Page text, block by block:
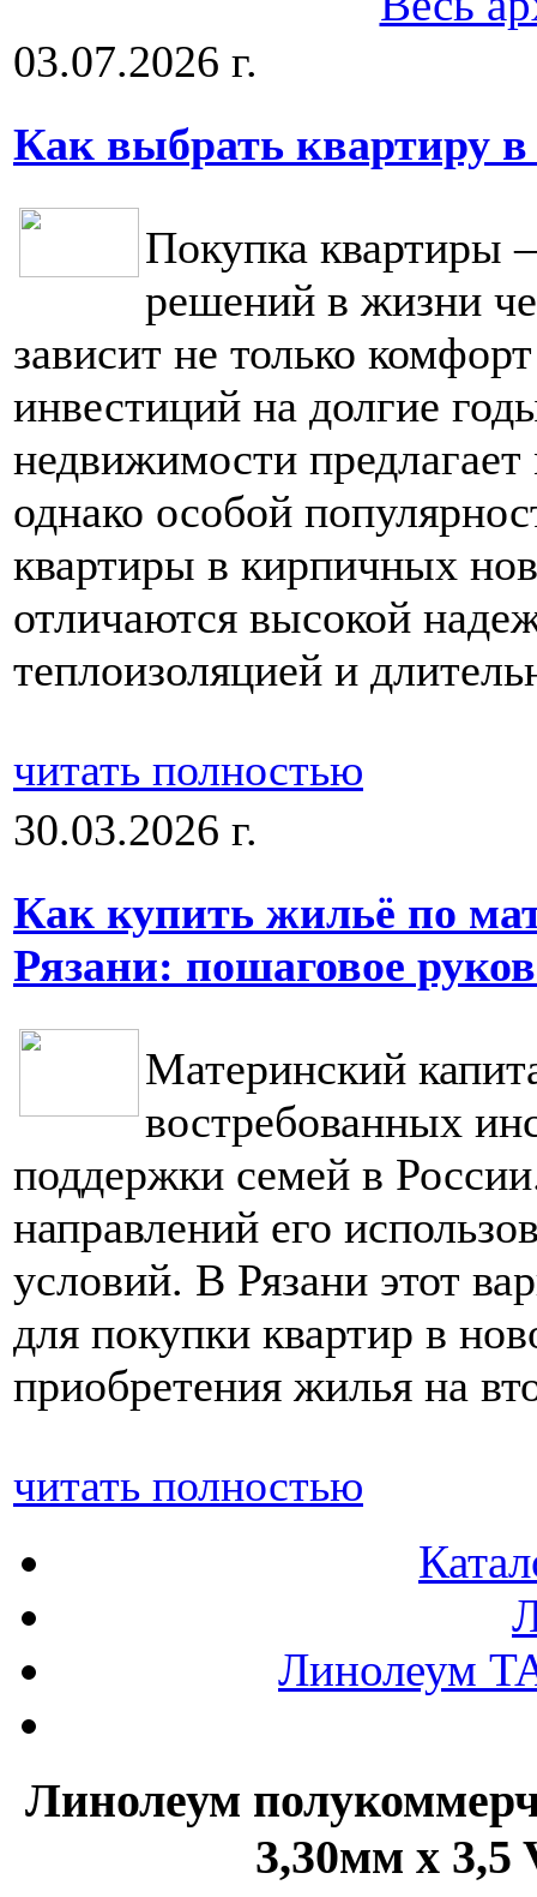
03.07.2026 г.
Как выбрать квартиру в
Покупка
решений в жизни
зависит не только
инвестиций на долгие
недвижимости
однако особой
квартиры в кирпичных
отличаются высокой
теплоизоляцией и
читать полностью
30.03.2026 г.
Как купить жильё по
Рязани: пошаговое
Материнский
востребованных
поддержки семей в
направлений его
условий. В Рязани этот
для покупки квартир в
приобретения жилья на
читать полностью
Линолеум
Линолеум
3,30мм x 3,5